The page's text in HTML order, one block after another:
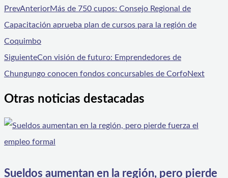
PrevAnteriorMás de 750 cupos: Consejo Regional de
Capacitación aprueba plan de cursos para la región de
Coquimbo
SiguienteCon visión de futuro: Emprendedores de
Chungungo conocen fondos concursables de CorfoNext
Otras noticias destacadas
Sueldos aumentan en la región, pero pierde